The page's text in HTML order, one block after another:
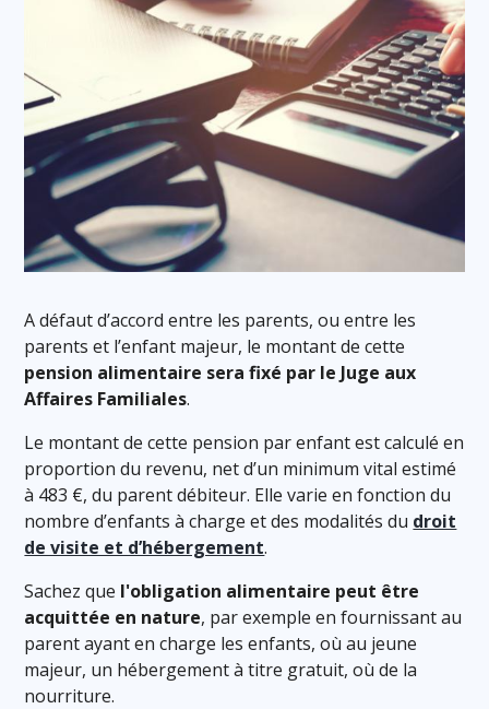
A défaut d’accord entre les parents, ou entre les
parents et l’enfant majeur, le montant de cette
pension alimentaire sera fixé par le Juge aux
Affaires Familiales.
Le montant de cette pension par enfant est calculé en
proportion du revenu, net d’un minimum vital estimé
à 483 €, du parent débiteur. Elle varie en fonction du
nombre d’enfants à charge et des modalités du droit
de visite et d’hébergement.
Sachez que l'obligation alimentaire peut être
acquittée en nature, par exemple en fournissant au
parent ayant en charge les enfants, où au jeune
majeur, un hébergement à titre gratuit, où de la
nourriture.